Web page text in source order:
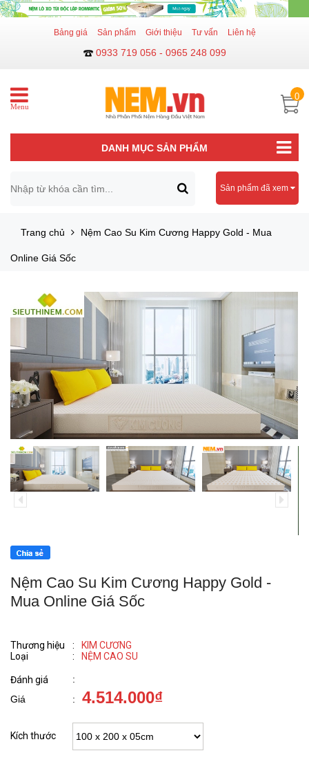
Bảng giá Sản phẩm Giới thiệu Tư vấn Liên hệ
0933 719 056 - 0965 248 099
Menu
0
DANH MỤC SẢN PHẨM
Sản phẩm đã xem
Trang chủ Nệm Cao Su Kim Cương Happy Gold - Mua
Online Giá Sốc
Nệm Cao Su Kim Cương Happy Gold -
Mua Online Giá Sốc
Thương hiệu :
KIM CƯƠNG
Loại
: NỆM CAO SU
Đánh giá
:
Giá
: 4.514.000₫
Kích thước